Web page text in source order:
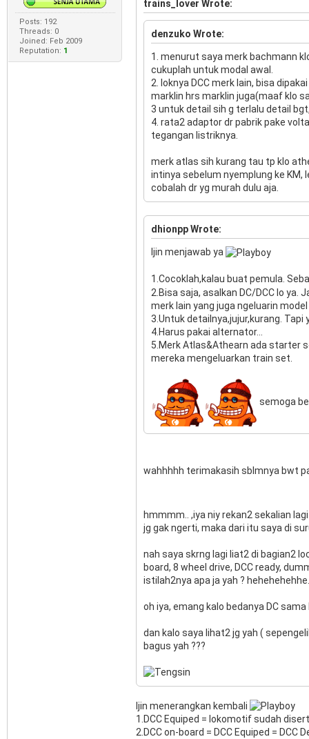
Posts: 192
Threads: 0
Joined: Feb 2009
Reputation: 1
trains_lover Wrote:
denzuko Wrote:
1. menurut saya merk bachmann
cukuplah untuk modal awal.
2. loknya DCC merk lain, bisa
marklin hrs marklin juga(maaf klo
3 untuk detail sih g terlalu detail
4. rata2 adaptor dr pabrik pake
tegangan listriknya.
merk atlas sih kurang tau tp klo
intinya sebelum nyemplung ke KM,
cobalah dr yg murah dulu aja.
dhionpp Wrote:
Ijin menjawab ya
1.Cocoklah,kalau buat pemula.
2.Bisa saja, asalkan DC/DCC lo ya.
merk lain yang juga ngeluarin model
3.Untuk detailnya,jujur,kurang.
4.Harus pakai alternator...
5.Merk Atlas&Athearn ada starter
mereka mengeluarkan train set.
semoga
wahhhhh terimakasih sblmnya bwt
hmmmm.. ,iya niy rekan2 sekalian
jg gak ngerti, maka dari itu saya di
nah saya skrng lagi liat2 di bagian2
board, 8 wheel drive, DCC ready,
istilah2nya apa ja yah ?
oh iya, emang kalo bedanya DC
dan kalo saya lihat2 jg yah (
bagus yah ???
Ijin menerangkan kembali
1.DCC Equiped = lokomotif sudah
2.DCC on-board = DCC Equiped = DCC